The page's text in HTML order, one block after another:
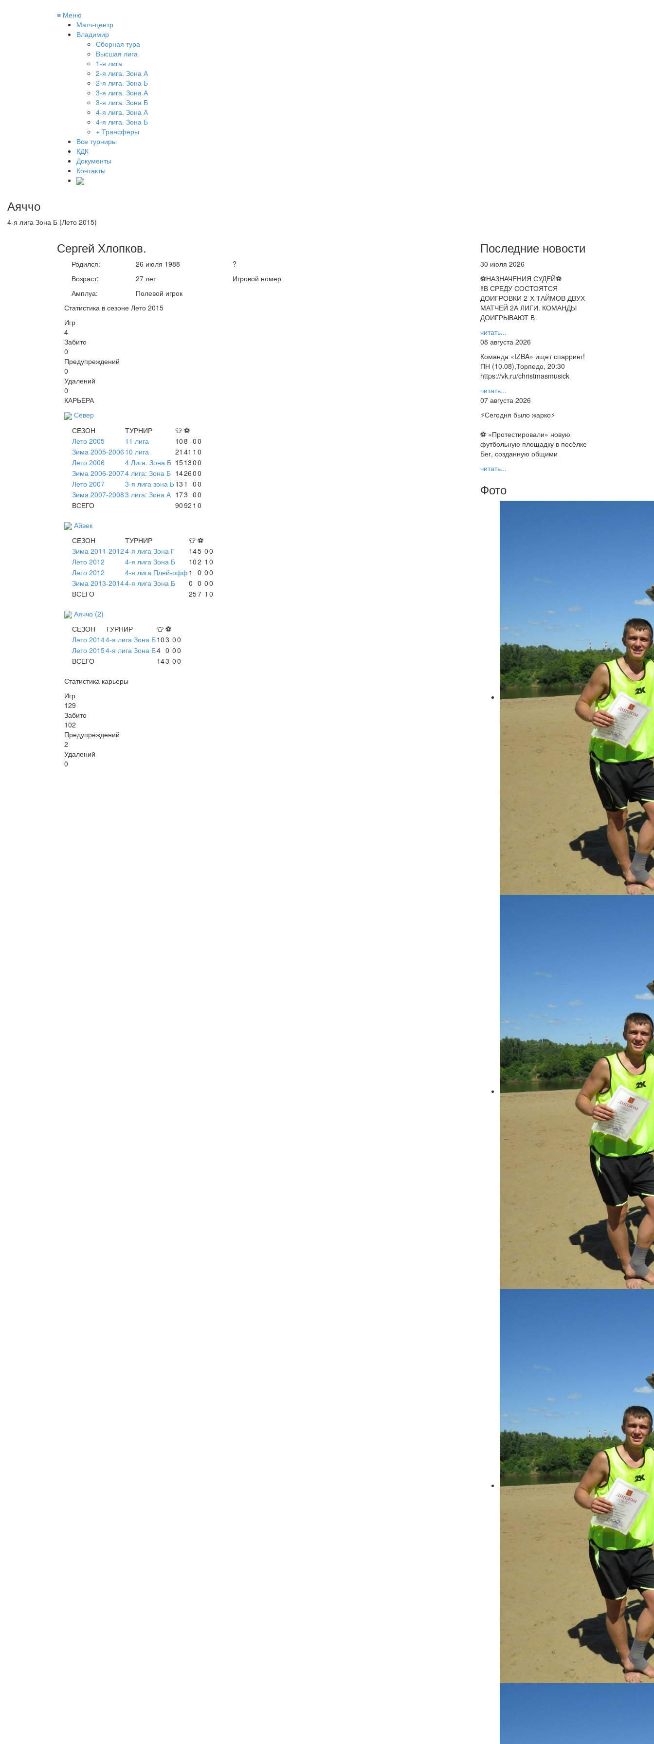
≡ Меню
Матч-центр
Владимир
Сборная тура
Высшая лига
1-я лига
2-я лига. Зона А
2-я лига. Зона Б
3-я лига. Зона А
3-я лига. Зона Б
4-я лига. Зона А
4-я лига. Зона Б
+ Трансферы
Все турниры
КДК
Документы
Контакты
Аяччо
4-я лига Зона Б (Лето 2015)
Сергей Хлопков.
Родился:
Возраст:
Амплуа:
26 июля 1988
27 лет
Полевой игрок
?
Игровой номер
Статистика в сезоне Лето 2015
Игр
4
Забито
0
Предупреждений
0
Удалений
0
КАРЬЕРА
Север
СЕЗОН
ТУРНИР 👕 ⚽
Лето 2005
11 лига 108 00
Зима 2005-2006 10 лига 21 41 1 0
Лето 2006
4 Лига. Зона Б 151300
Зима 2006-20074 лига: Зона Б 142600
Лето 2007
3-я лига зона Б13 1 00
Зима 2007-20083 лига: Зона А 173 00
ВСЕГО
9092 1 0
Айвек
СЕЗОН
ТУРНИР 👕 ⚽
Зима 2011-20124-я лига Зона Г 145 00
Лето 2012
4-я лига Зона Б 102 1 0
Лето 2012
4-я лига Плей-офф 1 0 00
Зима 2013-20144-я лига Зона Б 0 0 00
ВСЕГО
257 1 0
Аяччо (2)
СЕЗОН
ТУРНИР 👕 ⚽
Лето 20144-я лига Зона Б103 00
Лето 20154-я лига Зона Б4 0 00
ВСЕГО
143 00
Статистика карьеры
Игр
129
Забито
102
Предупреждений
2
Удалений
0
Последние новости
30 июля 2026
⚽НАЗНАЧЕНИЯ СУДЕЙ⚽
‼В СРЕДУ СОСТОЯТСЯ
ДОИГРОВКИ 2-Х ТАЙМОВ ДВУХ
МАТЧЕЙ 2А ЛИГИ. КОМАНДЫ
ДОИГРЫВАЮТ В
читать...
08 августа 2026
Команда «IZBA» ищет спарринг!
ПН (10.08),Торпедо, 20:30
https://vk.ru/christmasmusick
читать...
07 августа 2026
⚡️Сегодня было жарко⚡️
⚽ ️«Протестировали» новую
футбольную площадку в посёлке
Бег, созданную общими
читать...
Фото